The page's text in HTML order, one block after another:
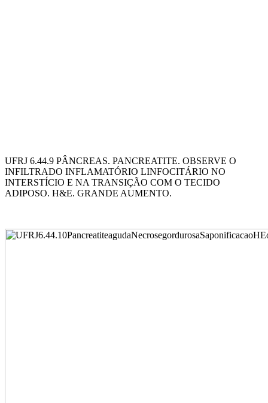
UFRJ 6.44.9 PÂNCREAS. PANCREATITE. OBSERVE O
INFILTRADO INFLAMATÓRIO LINFOCITÁRIO NO
INTERSTÍCIO E NA TRANSIÇÃO COM O TECIDO
ADIPOSO. H&E. GRANDE AUMENTO.